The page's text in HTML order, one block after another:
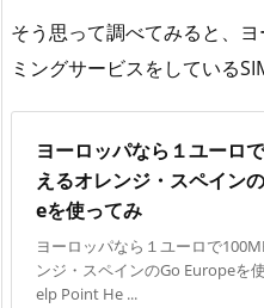
そう思って調べてみると、
ミングサービスをしている
ヨーロッパなら１ユーロ
えるオレンジ・スペイン
eを使ってみ
ヨーロッパなら１ユーロで
ンジ・スペインのGo Europeを
elp Point He ...